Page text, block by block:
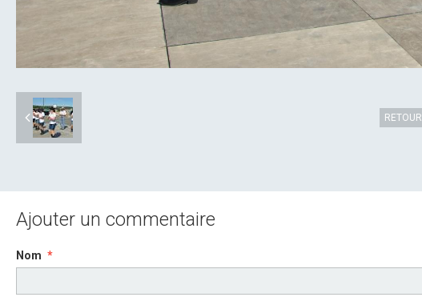
RETOUR
Ajouter un commentaire
Nom